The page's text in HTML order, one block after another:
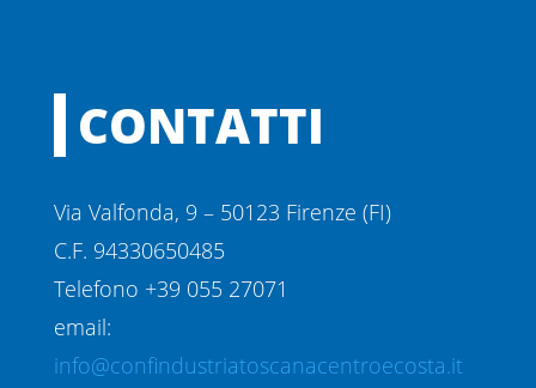
CONTATTI
Via Valfonda, 9 – 50123 Firenze (FI)
C.F. 94330650485
Telefono +39 055 27071
email:
info@confindustriatoscanacentroecosta.it